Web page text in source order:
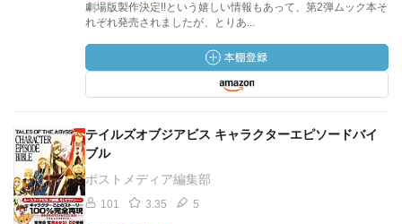
劇場版製作決定!!という嬉しい情報もあって、第2弾ムック本そ
れぞれ発売されましたが、とりあ...
テイルズオブジアビス キャラクターエピソードバイ
ブル
ポストメディア編集部
101 3.35 5